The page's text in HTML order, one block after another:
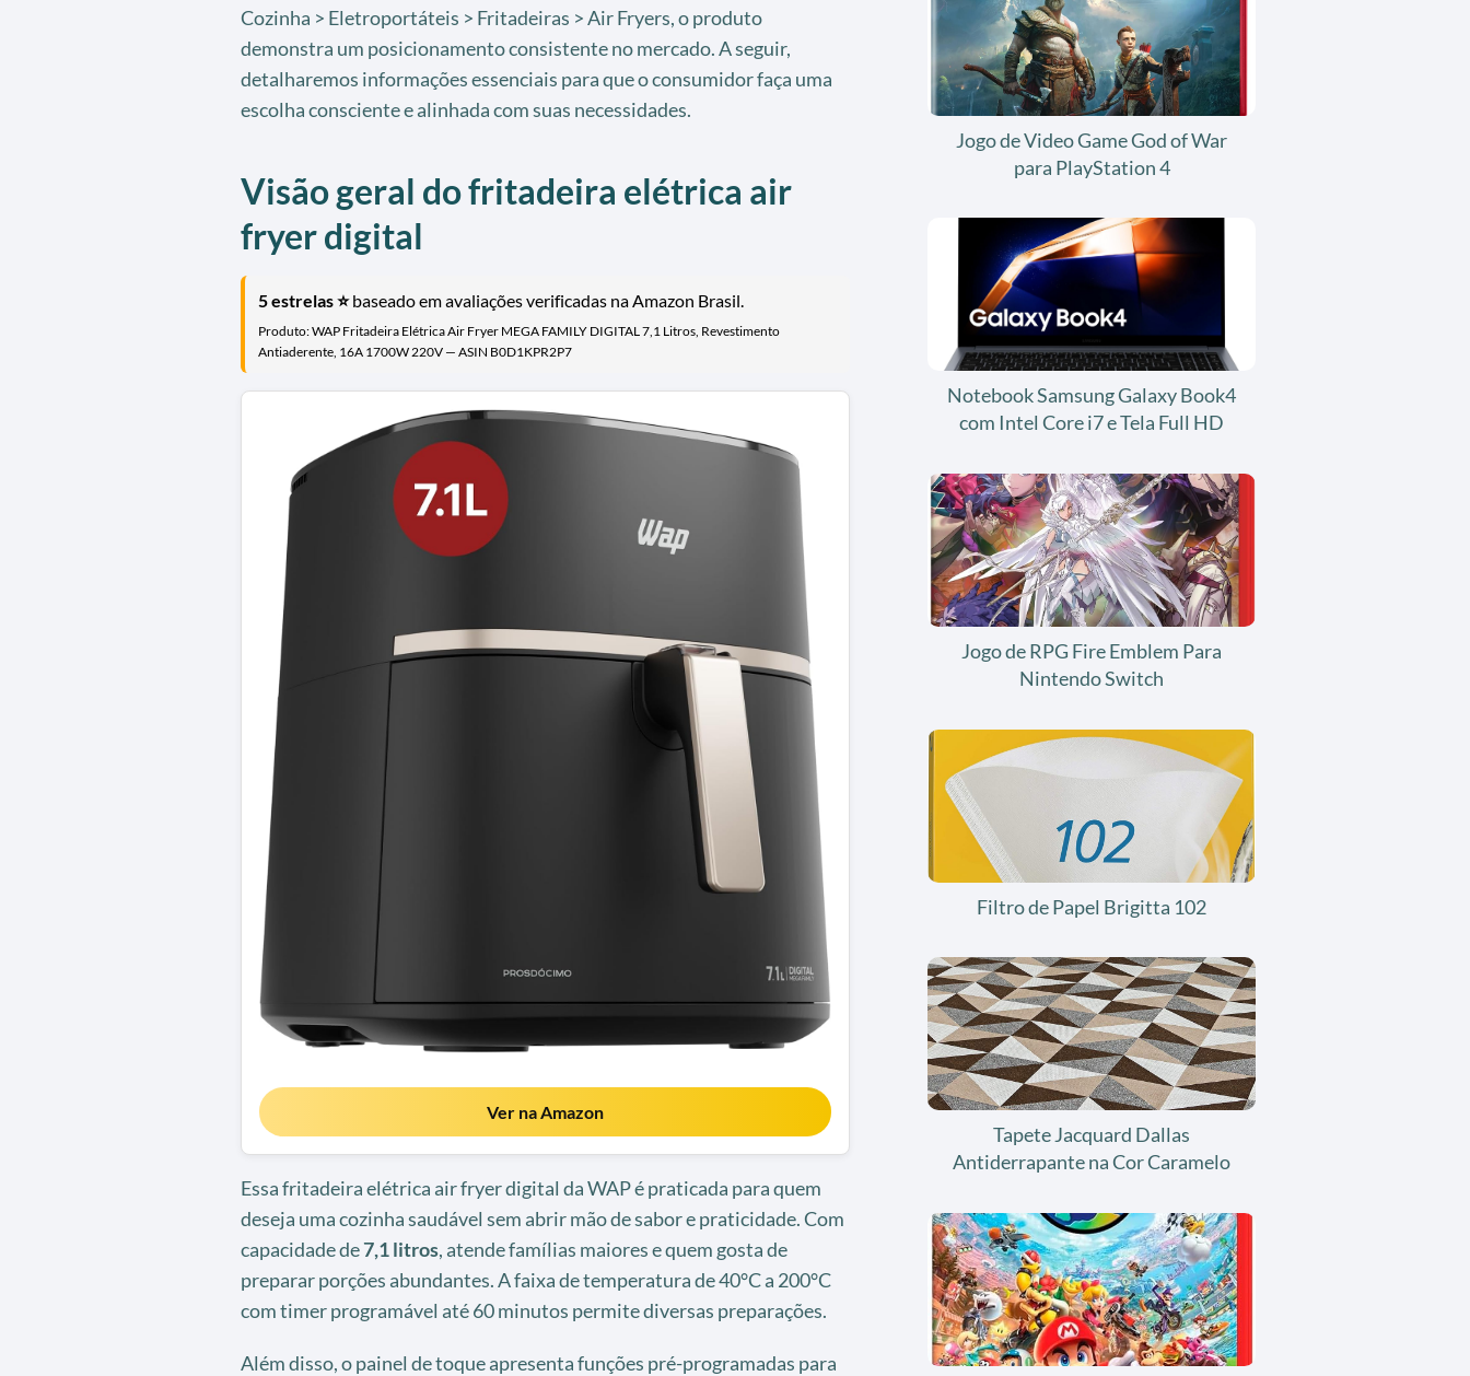
Cozinha > Eletroportáteis > Fritadeiras > Air Fryers, o produto
demonstra um posicionamento consistente no mercado. A seguir,
detalharemos informações essenciais para que o consumidor faça uma
escolha consciente e alinhada com suas necessidades.
Visão geral do fritadeira elétrica air
fryer digital
5 estrelas ⭐baseado em avaliações verificadas na Amazon Brasil.
Produto: WAP Fritadeira Elétrica Air Fryer MEGA FAMILY DIGITAL 7,1 Litros, Revestimento
Antiaderente, 16A 1700W 220V — ASIN B0D1KPR2P7
Ver na Amazon
Essa fritadeira elétrica air fryer digital da WAP é praticada para quem
deseja uma cozinha saudável sem abrir mão de sabor e praticidade. Com
capacidade de7,1 litros, atende famílias maiores e quem gosta de
preparar porções abundantes. A faixa de temperatura de 40°C a 200°C
com timer programável até 60 minutos permite diversas preparações.
Além disso, o painel de toque apresenta funções pré-programadas para
Jogo de Video Game God of War
para PlayStation 4
Notebook Samsung Galaxy Book4
com Intel Core i7 e Tela Full HD
Jogo de RPG Fire Emblem Para
Nintendo Switch
Filtro de Papel Brigitta 102
Tapete Jacquard Dallas
Antiderrapante na Cor Caramelo